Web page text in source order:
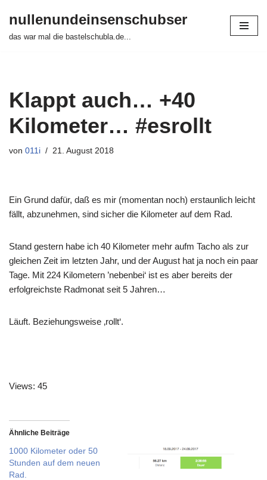
Zum
nullenundeinsenschubser
das war mal die bastelschubla.de...
Klappt auch… +40
Kilometer… #esrollt
von 011i 21. August 2018
Ein Grund dafür, daß es mir (momentan noch) erstaunlich leicht
fällt, abzunehmen, sind sicher die Kilometer auf dem Rad.
Stand gestern habe ich 40 Kilometer mehr aufm Tacho als zur
gleichen Zeit im letzten Jahr, und der August hat ja noch ein paar
Tage. Mit 224 Kilometern ’nebenbei‘ ist es aber bereits der
erfolgreichste Radmonat seit 5 Jahren…
Läuft. Beziehungsweise ‚rollt‘.
Views: 45
Ähnliche Beiträge
1000 Kilometer oder 50
Stunden auf dem neuen
Rad.